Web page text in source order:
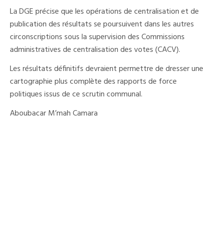
La DGE précise que les opérations de centralisation et de
publication des résultats se poursuivent dans les autres
circonscriptions sous la supervision des Commissions
administratives de centralisation des votes (CACV).
Les résultats définitifs devraient permettre de dresser une
cartographie plus complète des rapports de force
politiques issus de ce scrutin communal.
Aboubacar M’mah Camara